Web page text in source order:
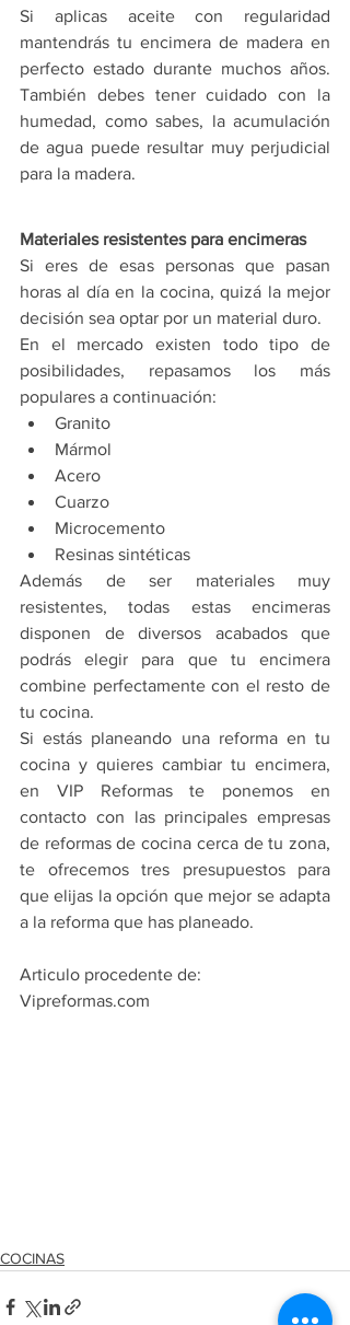
Si aplicas aceite con regularidad
mantendrás tu encimera de madera en
perfecto estado durante muchos años.
También debes tener cuidado con la
humedad, como sabes, la acumulación
de agua puede resultar muy perjudicial
para la madera.
Materiales resistentes para encimeras
Si eres de esas personas que pasan
horas al día en la cocina, quizá la mejor
decisión sea optar por un material duro.
En el mercado existen todo tipo de
posibilidades, repasamos los más
populares a continuación:
Granito
Mármol
Acero
Cuarzo
Microcemento
Resinas sintéticas
Además de ser materiales muy
resistentes, todas estas encimeras
disponen de diversos acabados que
podrás elegir para que tu encimera
combine perfectamente con el resto de
tu cocina.
Si estás planeando una reforma en tu
cocina y quieres cambiar tu encimera,
en VIP Reformas te ponemos en
contacto con las principales empresas
de reformas de cocina cerca de tu zona,
te ofrecemos tres presupuestos para
que elijas la opción que mejor se adapta
a la reforma que has planeado.
Articulo procedente de:
Vipreformas.com
COCINAS